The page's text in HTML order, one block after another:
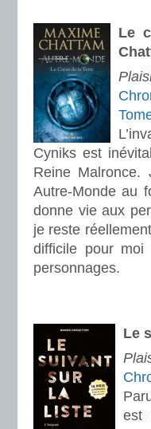
Le
Cyniks est
Reine Malronce.
Autre-Monde au
donne vie aux
je reste
difficile pour moi
personnages.
Le
est